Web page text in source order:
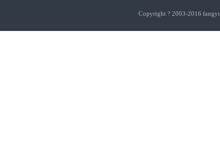
Copyright ? 2003-2016